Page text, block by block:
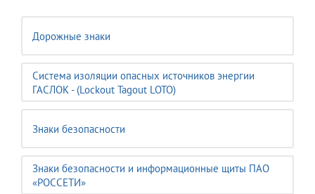
Дорожные знаки
Система изоляции опасных источников энергии
ГАСЛОК - (Lockout Tagout LOTO)
Знаки безопасности
Знаки безопасности и информационные щиты ПАО
«РОССЕТИ»